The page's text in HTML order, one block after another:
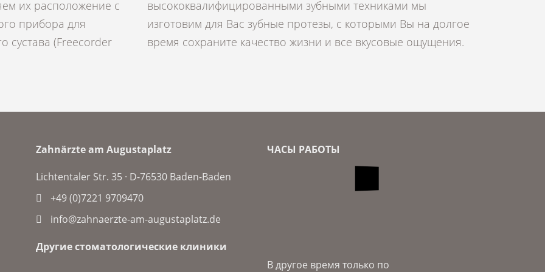
их расположение с
прибора для
сустава (Freecorder
техниками мы
Вы на долгое
время сохраните качество жизни и все вкусовые ощущения.
Zahnärzte am Augustaplatz
Lichtentaler Str. 35 · D-76530 Baden-Baden
+49 (0)7221 9709470
info@zahnaerzte-am-augustaplatz.de
Другие стоматологические клиники
ЧАСЫ РАБОТЫ
В другое время только по